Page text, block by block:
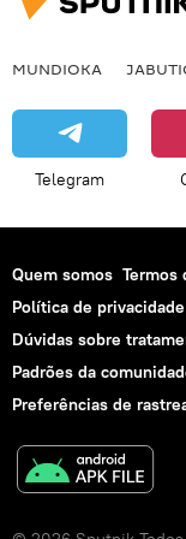
MUNDIOKA
Telegram
Quem somos Termos
Política de privacidade
Dúvidas sobre
Padrões da
Preferências de